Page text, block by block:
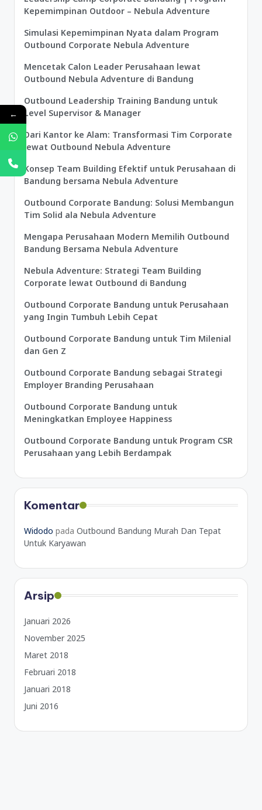
Kepemimpinan Outdoor – Nebula Adventure
Simulasi Kepemimpinan Nyata dalam Program
Outbound Corporate Nebula Adventure
Mencetak Calon Leader Perusahaan lewat
Outbound Nebula Adventure di Bandung
Outbound Leadership Training Bandung untuk
Level Supervisor & Manager
Dari Kantor ke Alam: Transformasi Tim Corporate
lewat Outbound Nebula Adventure
Konsep Team Building Efektif untuk Perusahaan di
Bandung bersama Nebula Adventure
Outbound Corporate Bandung: Solusi Membangun
Tim Solid ala Nebula Adventure
Mengapa Perusahaan Modern Memilih Outbound
Bandung Bersama Nebula Adventure
Nebula Adventure: Strategi Team Building
Corporate lewat Outbound di Bandung
Outbound Corporate Bandung untuk Perusahaan
yang Ingin Tumbuh Lebih Cepat
Outbound Corporate Bandung untuk Tim Milenial
dan Gen Z
Outbound Corporate Bandung sebagai Strategi
Employer Branding Perusahaan
Outbound Corporate Bandung untuk
Meningkatkan Employee Happiness
Outbound Corporate Bandung untuk Program CSR
Perusahaan yang Lebih Berdampak
Komentar
Widodo pada Outbound Bandung Murah Dan Tepat
Untuk Karyawan
Arsip
Januari 2026
November 2025
Maret 2018
Februari 2018
Januari 2018
Juni 2016
←